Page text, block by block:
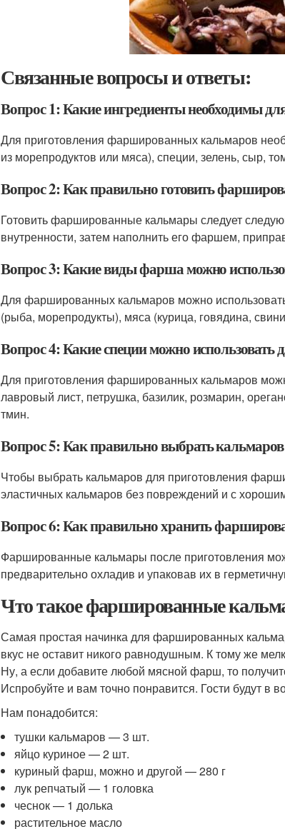
Связанные вопросы и ответы:
Вопрос 1: Какие ингредиенты необходимы
Для приготовления фаршированных кальмаров
из морепродуктов или мяса), специи, зелень, сыр,
Вопрос 2: Как правильно готовить
Готовить фаршированные кальмары следует
внутренности, затем наполнить его фаршем,
Вопрос 3: Какие виды фарша можно
Для фаршированных кальмаров можно
(рыба, морепродукты), мяса (курица, говядина,
Вопрос 4: Какие специи можно
Для приготовления фаршированных кальмаров
лавровый лист, петрушка, базилик, розмарин,
тмин.
Вопрос 5: Как правильно выбрать
Чтобы выбрать кальмаров для приготовления
эластичных кальмаров без повреждений и с
Вопрос 6: Как правильно хранить
Фаршированные кальмары после приготовления
предварительно охладив и упаковав их в
Что такое фаршированные
Самая простая начинка для фаршированных
вкус не оставит никого равнодушным. К тому же
Ну, а если добавите любой мясной фарш, то
Испробуйте и вам точно понравится. Гости будут в
Нам понадобится:
тушки кальмаров — 3 шт.
яйцо куриное — 2 шт.
куриный фарш, можно и другой — 280 г
лук репчатый — 1 головка
чеснок — 1 долька
растительное масло